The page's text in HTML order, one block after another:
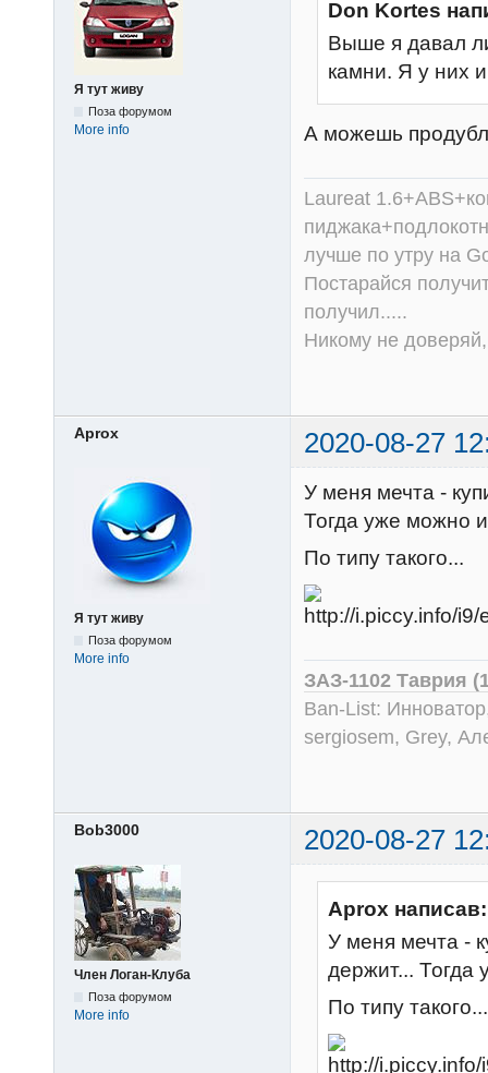
Я тут живу
Поза форумом
More info
Don Kortes
Выше я давал
камни. Я у них
А можешь
Laureat
лучше по утру на
Постарайся
получил.....
Никому не
Aprox 2020-08-27
Я тут живу
Поза форумом
More info
У меня мечта -
Тогда уже можно
По типу такого...
ЗАЗ-1102 Таврия
Ban-List:
sergiosem, Grey,
Bob3000 2020-08-27
Член Логан-Клуба
Поза форумом
More info
Aprox написав:
У меня мечта -
держит... Тогда
По типу такого...